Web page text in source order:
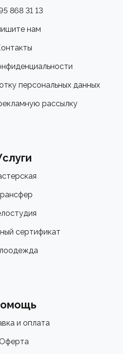
868 31 13
нам
персональных данных
рассылку
сертификат
и оплата
Оферта